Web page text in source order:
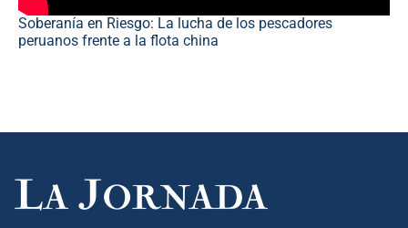
Soberanía en Riesgo: La lucha de los pescadores
peruanos frente a la flota china